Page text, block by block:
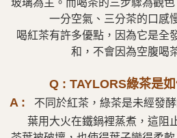
一分空氣、三分茶的口感
喝紅茶有許多優點，因為它是全
和，不會因為空腹喝
Q : TAYLORS綠茶是
A :
不同於紅茶，綠茶是未經發
葉用大火在鐵鍋裡蒸煮，這阻